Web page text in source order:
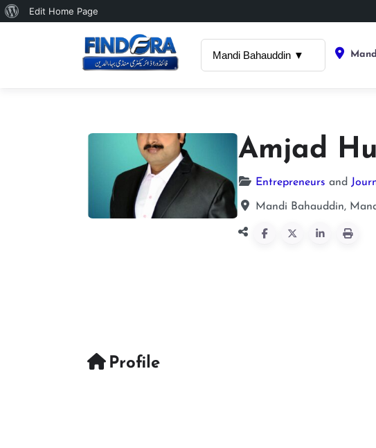
About
Edit Home Page
Mandi Bahauddin ▼
Amjad
Entrepreneurs and
Mandi Bahauddin,
Profile